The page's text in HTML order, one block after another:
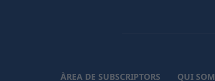
ÀREA DE SUBSCRIPTORS QUI SOM